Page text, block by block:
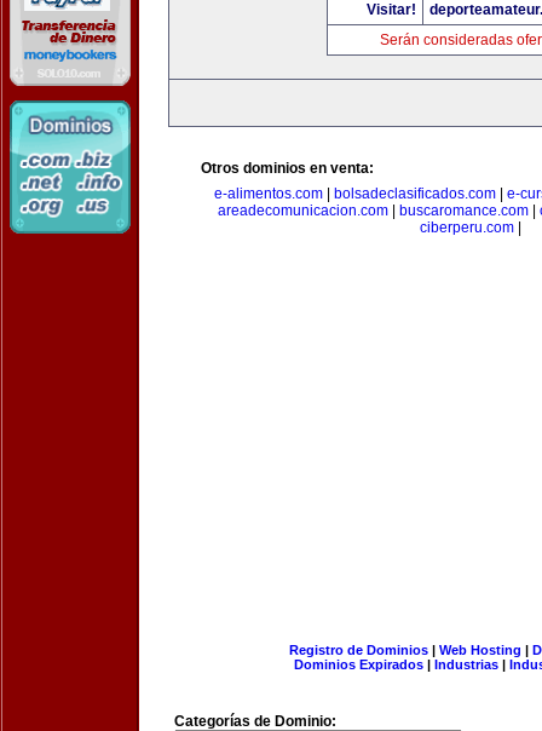
Visitar!
Serán consideradas
Otros dominios en venta:
e-alimentos.com| bolsadeclasificados.com| e-
areadecomunicacion.com| buscaromance.com|
ciberperu.com
Registro de Dominios| Web Hosting |
Dominios Expirados | Industrias |
Categorías de Dominio: